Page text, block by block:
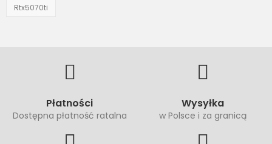
Rtx5070ti
Płatności
Dostępna płatność ratalna
Wysyłka
w Polsce i za granicą